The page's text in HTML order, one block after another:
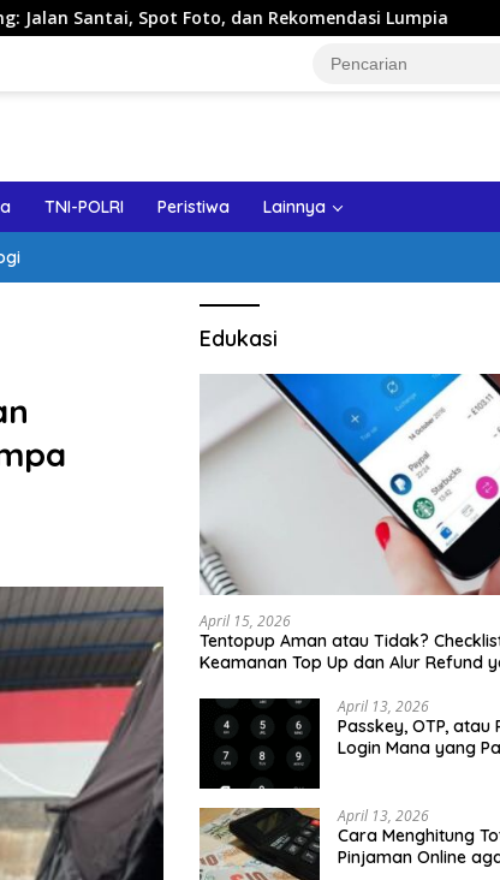
Foto, dan Rekomendasi Lumpia Panduan
TNI-POLRI Peristiwa Lainnya
Edukasi
April 15, 2026
Tentopup Aman atau Tidak?
Keamanan Top Up dan Alur Refund
April 13, 2026
Passkey, OTP, atau
Login Mana yang
April 13, 2026
Cara Menghitung
Pinjaman Online